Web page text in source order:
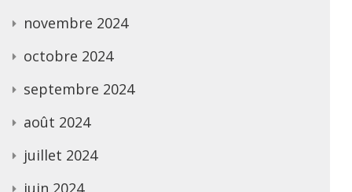
novembre 2024
octobre 2024
septembre 2024
août 2024
juillet 2024
juin 2024